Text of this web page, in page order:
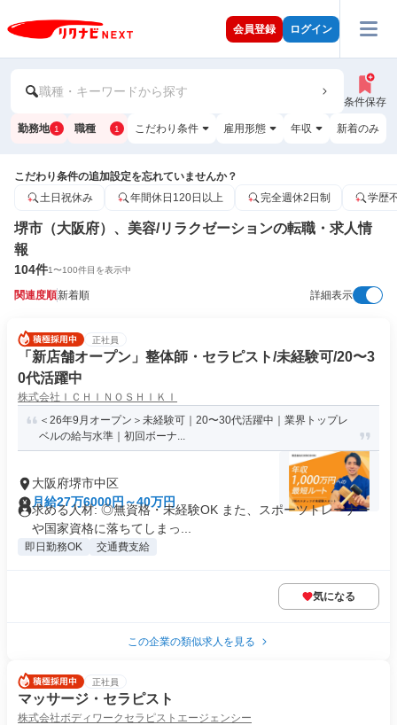
会員登録 ログイン
職種・キーワードから探す
条件保存
勤務地 1 職種 1 こだわり条件 雇用形態 年収 新着のみ
こだわり条件の追加設定を忘れていませんか？
土日祝休み
年間休日120日以上 完全週休2日制 学歴
堺市（大阪府）、美容/リラクゼーションの転職・求人情
報
104件1〜100件目を表示中
関連度順新着順 詳細表示
正社員
「新店舗オープン」整体師・セラピスト/未経験可/20〜3
0代活躍中
株式会社ＩＣＨＩＮＯＳＨＩＫＩ
＜26年9月オープン＞未経験可｜20〜30代活躍中｜業界トップレ
ベルの給与水準｜初回ボーナ...
大阪府堺市中区
月給27万6000円～40万円
求める人材: ◎無資格・未経験OK また、スポーツトレーナー
や国家資格に落ちてしまっ...
即日勤務OK 交通費支給
気になる
この企業の類似求人を見る
正社員
マッサージ・セラピスト
株式会社ボディワークセラピストエージェンシー